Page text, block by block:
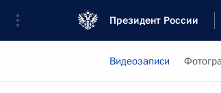
Президент России
Видеозаписи